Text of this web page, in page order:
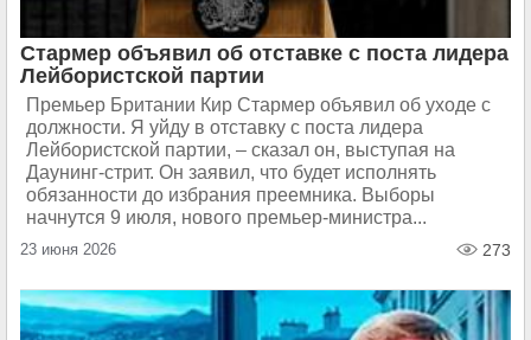
Стармер объявил об отставке с поста лидера
Лейбористской партии
Премьер Британии Кир Стармер объявил об уходе с
должности. Я уйду в отставку с поста лидера
Лейбористской партии, – сказал он, выступая на
Даунинг-стрит. Он заявил, что будет исполнять
обязанности до избрания преемника. Выборы
начнутся 9 июля, нового премьер-министра...
23 июня 2026 273